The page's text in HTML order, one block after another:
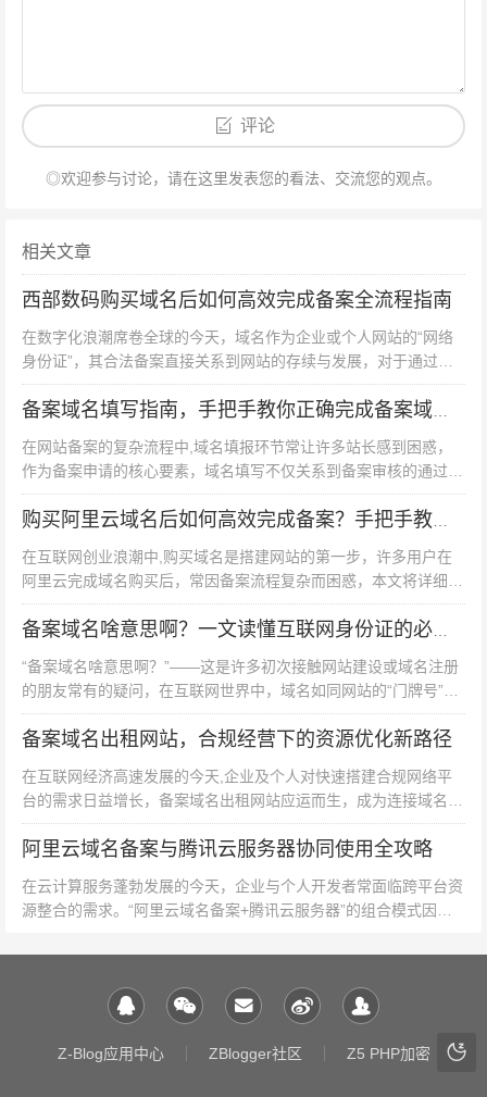
备案变更流程。
警惕“备案密码”泄露风险 备案密码是变更备案信息的关键
凭证，需妥善保管，若密码遗失，需通过“备案密码找回”
知非相关人员,防止被恶意篡改备案信息。
关注地方特殊政策 不同省市对备案过户的要求存在差异，
北京要求企业过户需提供股权变更证明；广东要求网站负
责人必须进行人脸核验；上海对金融类网站过户实施更严
机构,确保操作符合地方政策。
特殊场景处理
跨省过户 若新主体与原主体不在同一省份，需先完成备案
信息迁移，需在原备案地提交“注销备案”申请，同时在新
的备案地重新提交备案申请，此过程需注意时间衔接,避免
出现备案空窗期。
批量过户 企业批量过户域名时，可采用“批量提交”功能，
但需注意每个域名的备案信息必须单独填写,避免因信息错
误导致批量审核失败。
备案域名过户涉及域名所有权转移、备案信息变更、接入
商调整等多个环节，需严格按照流程操作并关注地方政策
差异，建议委托具有ICP备案代理资质的专业机构协助办
理，既可提高效率又能规避法律风险，在数字经济时代，
合法合规的域名资产处置是保障企业网络资产安全的重要
基石,掌握正确的过户方法方能实现资产价值的最大化传
评论
◎欢迎参与讨论，请在这里发表您的看法、交流您的观点。
相关文章
西部数码购买域名后如何高效完成备案全流程指南
在数字化浪潮席卷全球的今天，域名作为企业或个人网站的“网络
身份证”，其合法备案直接关系到网站的存续与发展，对于通过西
部数码平台购买域名的用户而言，掌握规范的备案流程是确保网站
合规运营的关键，本文将系统...
在网站备案的复杂流程中,域名填报环节常让许多站长感到困惑，
作为备案申请的核心要素，域名填写不仅关系到备案审核的通过
率，更直接影响网站后续的合法运营，本文将从实务操作角度出
发，详细解析备案域名填写的正确...
在互联网创业浪潮中,购买域名是搭建网站的第一步，许多用户在
阿里云完成域名购买后，常因备案流程复杂而困惑，本文将详细拆
解阿里云域名备案的全流程，助您合规快速上线网站。 备案前的
必要准备 确认...
“备案域名啥意思啊？”——这是许多初次接触网站建设或域名注册
的朋友常有的疑问，在互联网世界中，域名如同网站的“门牌号”，
而备案则是给这个“门牌号”办理的“合法身份证”，本文将从定义、
意义、流程及注意事...
备案域名出租网站，合规经营下的资源优化新路径
在互联网经济高速发展的今天,企业及个人对快速搭建合规网络平
台的需求日益增长，备案域名出租网站应运而生，成为连接域名资
源供需双方的重要桥梁，这类平台通过整合已通过工信部备案的优
质域名资源，为租户提供“即...
阿里云域名备案与腾讯云服务器协同使用全攻略
在云计算服务蓬勃发展的今天，企业与个人开发者常面临跨平台资
源整合的需求。“阿里云域名备案+腾讯云服务器”的组合模式因其
程、服务器配置到协同优势进...
Z-Blog应用中心 ZBlogger社区 Z5 PHP加密